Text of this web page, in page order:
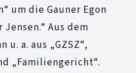
um die Gauner Egon
Jensen.“ Aus dem
u. a. aus „GZSZ“,
„Familiengericht“.